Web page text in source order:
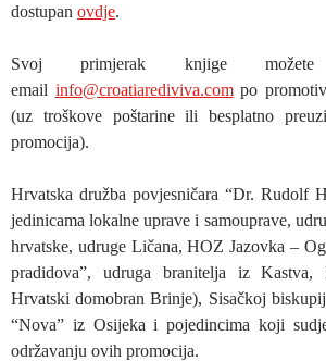
dostupan ovdje.
Svoj primjerak knjige
email info@croatiarediviva.compo
(uz troškove poštarine ili besplatno
promocija).
Hrvatska družba povjesničara “Dr. Rudolf
jedinicama lokalne uprave i samouprave,
hrvatske, udruge Ličana, HOZ Jazovka –
pradidova”, udruga branitelja iz
Hrvatski domobran Brinje), Sisačkoj
“Nova” iz Osijeka i pojedincima koji
održavanju ovih promocija.